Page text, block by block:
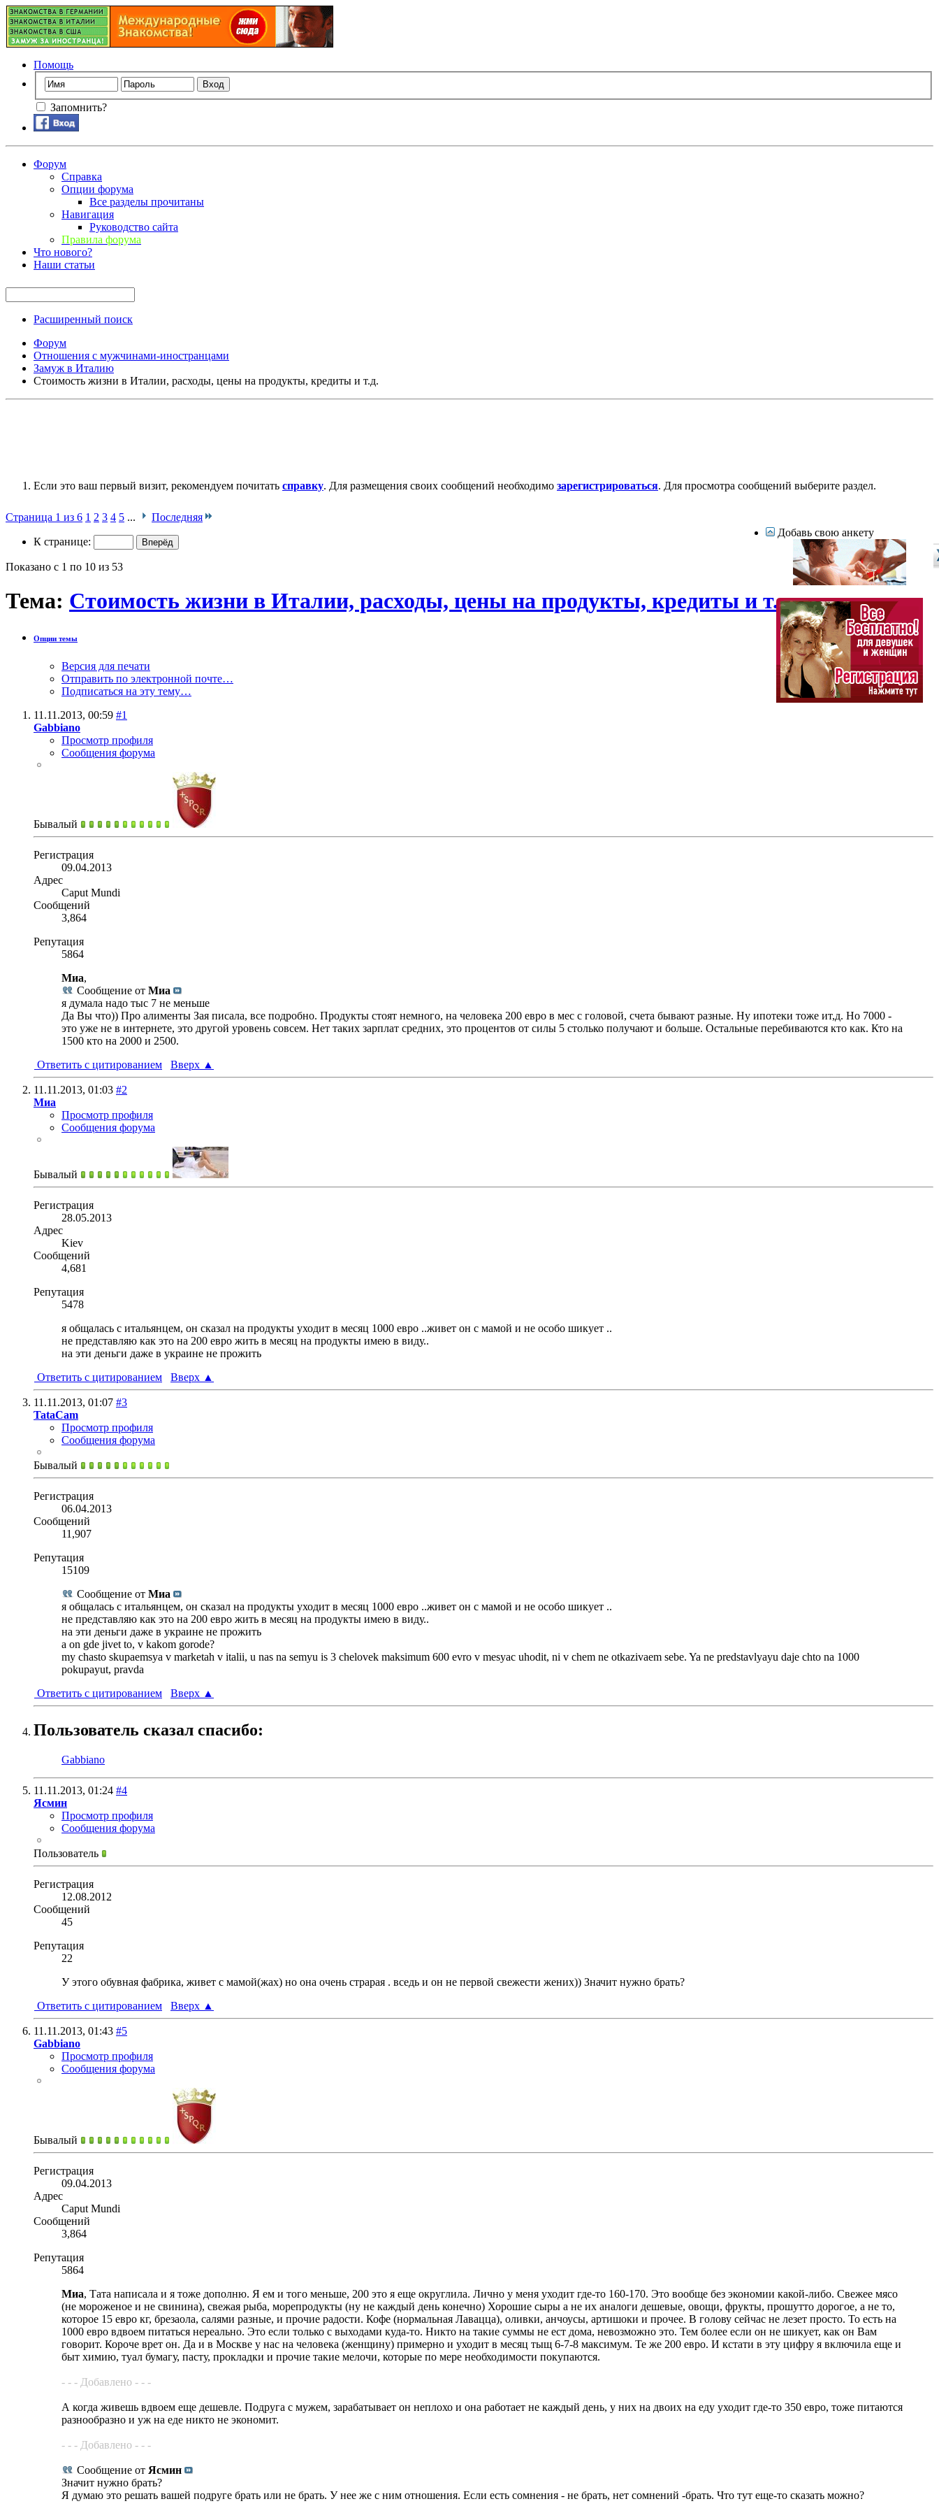
Помощь
Запомнить?
Форум
Справка
Опции форума
Все разделы прочитаны
Навигация
Руководство сайта
Правила форума
Что нового?
Наши статьи
Расширенный поиск
Форум
Отношения с мужчинами-иностранцами
Замуж в Италию
Стоимость жизни в Италии, расходы, цены на продукты, кредиты и т.д.
Если это ваш первый визит, рекомендуем почитать справку. Для размещения своих сообщений необходимо зарегистрироваться. Для просмотра сообщений выберите раздел.
Страница 1 из 6 1 2 3 4 5 ... Последняя
К странице:
Показано с 1 по 10 из 53
Тема: Стоимость жизни в Италии, расходы, цены на продукты, кредиты и т.д.
Опции темы
Версия для печати
Отправить по электронной почте…
Подписаться на эту тему…
11.11.2013, 00:59 #1
Gabbiano
Просмотр профиля
Сообщения форума
Бывалый
Регистрация
09.04.2013
Адрес
Caput Mundi
Сообщений
3,864
Репутация
5864
Миа,
Сообщение от Миа
я думала надо тыс 7 не меньше
Да Вы что)) Про алименты Зая писала, все подробно. Продукты стоят немного, на человека 200 евро в мес с головой, счета бывают разные. Ну ипотеки тоже ит,д. Но 7000 -
это уже не в интернете, это другой уровень совсем. Нет таких зарплат средних, это процентов от силы 5 столько получают и больше. Остальные перебиваются кто как. Кто на
1500 кто на 2000 и 2500.
Ответить с цитированием
Вверх ▲
11.11.2013, 01:03 #2
Миа
Просмотр профиля
Сообщения форума
Бывалый
Регистрация
28.05.2013
Адрес
Kiev
Сообщений
4,681
Репутация
5478
я общалась с итальянцем, он сказал на продукты уходит в месяц 1000 евро ..живет он с мамой и не особо шикует ..
не представляю как это на 200 евро жить в месяц на продукты имею в виду..
на эти деньги даже в украине не прожить
Ответить с цитированием
Вверх ▲
11.11.2013, 01:07 #3
TataCam
Просмотр профиля
Сообщения форума
Бывалый
Регистрация
06.04.2013
Сообщений
11,907
Репутация
15109
Сообщение от Миа
я общалась с итальянцем, он сказал на продукты уходит в месяц 1000 евро ..живет он с мамой и не особо шикует ..
не представляю как это на 200 евро жить в месяц на продукты имею в виду..
на эти деньги даже в украине не прожить
a on gde jivet to, v kakom gorode?
my chasto skupaemsya v marketah v italii, u nas na semyu is 3 chelovek maksimum 600 evro v mesyac uhodit, ni v chem ne otkazivaem sebe. Ya ne predstavlyayu daje chto na 1000
pokupayut, pravda
Ответить с цитированием
Вверх ▲
Пользователь сказал cпасибо:
Gabbiano
11.11.2013, 01:24 #4
Ясмин
Просмотр профиля
Сообщения форума
Пользователь
Регистрация
12.08.2012
Сообщений
45
Репутация
22
У этого обувная фабрика, живет с мамой(жах) но она очень страрая . вседь и он не первой свежести жених)) Значит нужно брать?
Ответить с цитированием
Вверх ▲
11.11.2013, 01:43 #5
Gabbiano
Просмотр профиля
Сообщения форума
Бывалый
Регистрация
09.04.2013
Адрес
Caput Mundi
Сообщений
3,864
Репутация
5864
Миа, Тата написала и я тоже дополню. Я ем и того меньше, 200 это я еще округлила. Лично у меня уходит где-то 160-170. Это вообще без экономии какой-либо. Свежее мясо
(не мороженое и не свинина), свежая рыба, морепродукты (ну не каждый день конечно) Хорошие сыры а не их аналоги дешевые, овощи, фрукты, прошутто дорогое, а не то,
которое 15 евро кг, брезаола, салями разные, и прочие радости. Кофе (нормальная Лавацца), оливки, анчоусы, артишоки и прочее. В голову сейчас не лезет просто. То есть на
1000 евро вдвоем питаться нереально. Это если только с выходами куда-то. Никто на такие суммы не ест дома, невозможно это. Тем более если он не шикует, как он Вам
говорит. Короче врет он. Да и в Москве у нас на человека (женщину) примерно и уходит в месяц тыщ 6-7-8 максимум. Те же 200 евро. И кстати в эту цифру я включила еще и
быт химию, туал бумагу, пасту, прокладки и прочие такие мелочи, которые по мере необходимости покупаются.
- - - Добавлено - - -
А когда живешь вдвоем еще дешевле. Подруга с мужем, зарабатывает он неплохо и она работает не каждый день, у них на двоих на еду уходит где-то 350 евро, тоже питаются
разнообразно и уж на еде никто не экономит.
- - - Добавлено - - -
Сообщение от Ясмин
Значит нужно брать?
Я думаю это решать вашей подруге брать или не брать. У нее же с ним отношения. Если есть сомнения - не брать, нет сомнений -брать. Что тут еще-то сказать можно?
Добавь свою анкету